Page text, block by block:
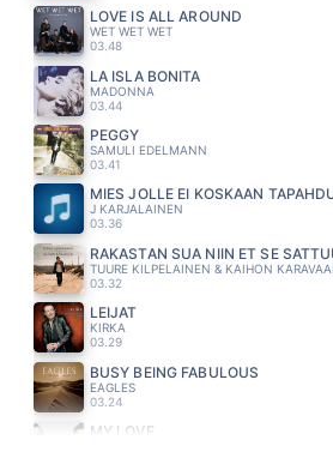
LOVE IS ALL AROUND
WET WET WET
03.48
LA ISLA BONITA
MADONNA
03.44
PEGGY
SAMULI EDELMANN
03.41
MIES JOLLE EI KOSKAAN
J KARJALAINEN
03.36
RAKASTAN SUA NIIN ET SE
TUURE KILPELAINEN & KAIHON
03.32
LEIJAT
KIRKA
03.29
BUSY BEING FABULOUS
EAGLES
03.24
MY LOVE